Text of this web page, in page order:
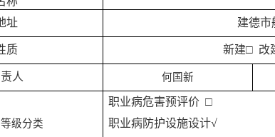
址 建德市
质 新建□ 改
人 何国新
级分类
职业病危害预评价 □
职业病防护设施设计√